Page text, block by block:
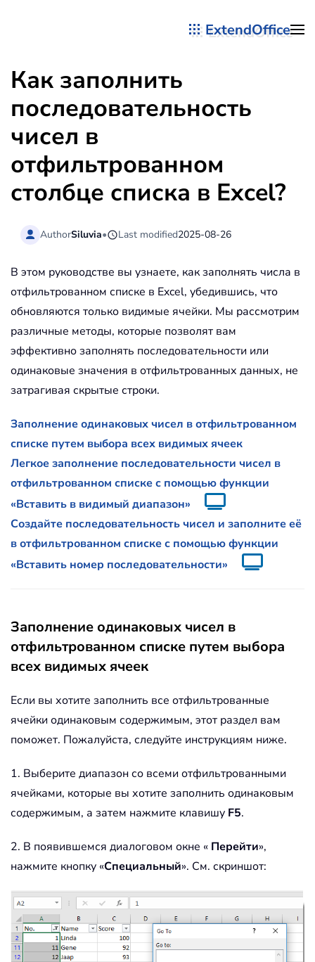
ExtendOffice
Как заполнить
последовательность
чисел в
отфильтрованном
столбце списка в Excel?
AuthorSiluvia• Last modified2025-08-26
В этом руководстве вы узнаете, как заполнять числа в
отфильтрованном списке в Excel, убедившись, что
обновляются только видимые ячейки. Мы рассмотрим
различные методы, которые позволят вам
эффективно заполнять последовательности или
одинаковые значения в отфильтрованных данных, не
затрагивая скрытые строки.
Заполнение одинаковых чисел в отфильтрованном
списке путем выбора всех видимых ячеек
Легкое заполнение последовательности чисел в
отфильтрованном списке с помощью функции
«Вставить в видимый диапазон»
Создайте последовательность чисел и заполните её
в отфильтрованном списке с помощью функции
«Вставить номер последовательности»
Заполнение одинаковых чисел в
отфильтрованном списке путем выбора
всех видимых ячеек
Если вы хотите заполнить все отфильтрованные
ячейки одинаковым содержимым, этот раздел вам
поможет. Пожалуйста, следуйте инструкциям ниже.
1. Выберите диапазон со всеми отфильтрованными
ячейками, которые вы хотите заполнить одинаковым
содержимым, а затем нажмите клавишу F5.
2. В появившемся диалоговом окне « Перейти»,
нажмите кнопку «Специальный». См. скриншот: